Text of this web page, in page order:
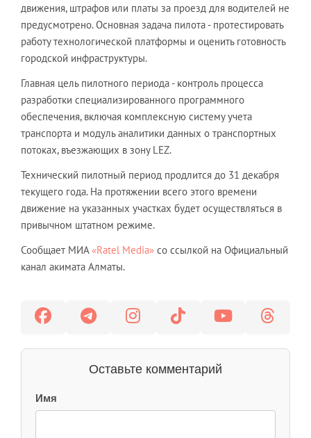
движения, штрафов или платы за проезд для водителей не
предусмотрено. Основная задача пилота - протестировать
работу технологической платформы и оценить готовность
городской инфраструктуры.
Главная цель пилотного периода - контроль процесса
разработки специализированного программного
обеспечения, включая комплексную систему учета
транспорта и модуль аналитики данных о транспортных
потоках, въезжающих в зону LEZ.
Технический пилотный период продлится до 31 декабря
текущего года. На протяжении всего этого времени
движение на указанных участках будет осуществляться в
привычном штатном режиме.
Сообщает МИА«Ratel Media» со ссылкой на Официальный
канал акимата Алматы.
Оставьте комментарий
Имя